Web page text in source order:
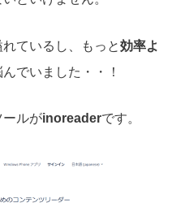
ているし、もっと効率よ
でいました・・！
ールがinoreaderです。